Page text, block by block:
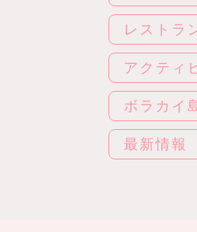
レストラ
アクティ
ボラカイ
最新情報